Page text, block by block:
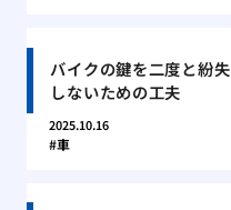
バイクの鍵を二度と紛失
しないための工夫
2025.10.16
車